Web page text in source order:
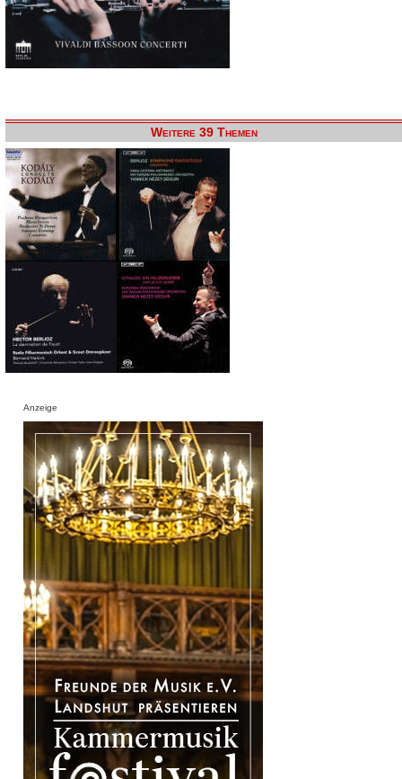
Weitere 39 Themen
Anzeige